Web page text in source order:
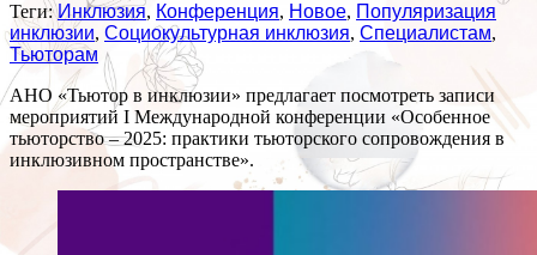
Теги:Инклюзия, Конференция, Новое, Популяризация
инклюзии, Социокультурная инклюзия, Специалистам,
Тьюторам
АНО «Тьютор в инклюзии» предлагает посмотреть записи
мероприятий I Международной конференции «Особенное
тьюторство – 2025: практики тьюторского сопровождения в
инклюзивном пространстве».